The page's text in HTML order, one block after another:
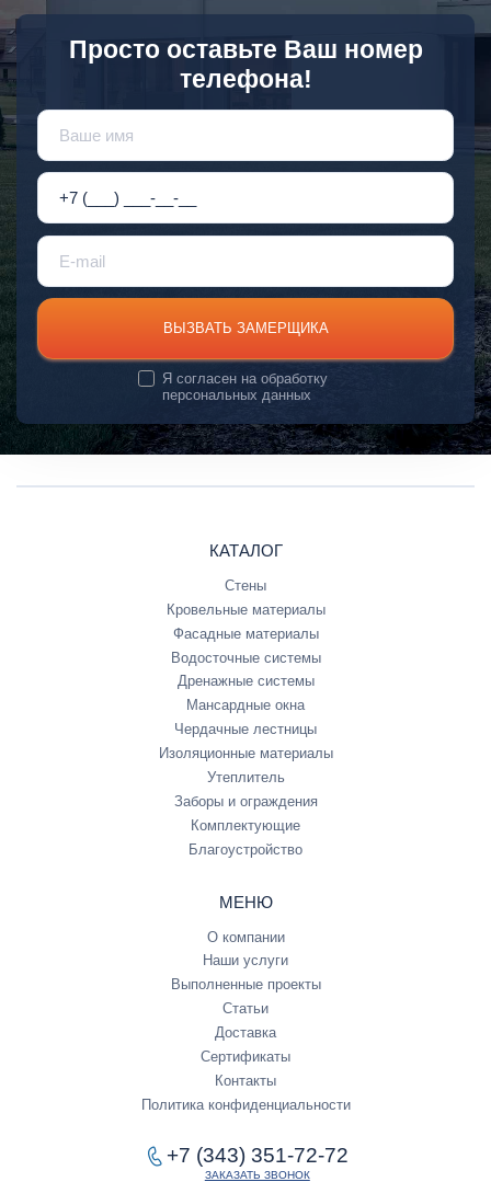
Просто оставьте Ваш номер
телефона!
ВЫЗВАТЬ ЗАМЕРЩИКА
Я согласен наобработку
персональных данных
КАТАЛОГ
Стены
Кровельные материалы
Фасадные материалы
Водосточные системы
Дренажные системы
Мансардные окна
Чердачные лестницы
Изоляционные материалы
Утеплитель
Заборы и ограждения
Комплектующие
Благоустройство
МЕНЮ
О компании
Наши услуги
Выполненные проекты
Статьи
Доставка
Сертификаты
Контакты
Политика конфиденциальности
+7 (343) 351-72-72
ЗАКАЗАТЬ ЗВОНОК